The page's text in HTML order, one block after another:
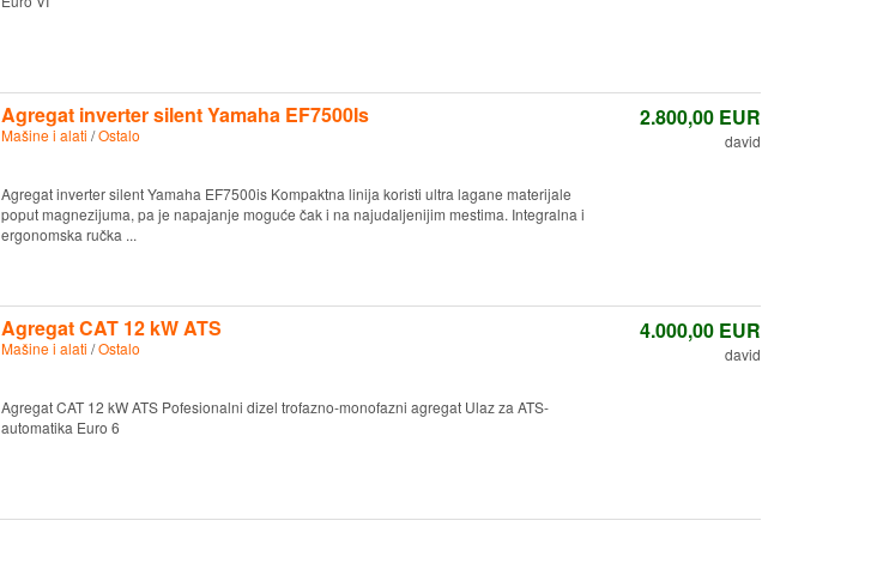
Agregat inverter silent Yamaha EF7500Is
Mašine i alati /Ostalo
Agregat inverter silent Yamaha EF7500is Kompaktna linija koristi ultra lagane materijale
poput magnezijuma, pa je napajanje moguće čak i na najudaljenijim mestima. Integralna i
ergonomska ručka ...
2.800,00EUR
david
Agregat CAT 12 kW ATS
Mašine i alati /Ostalo
Agregat CAT 12 kW ATS Pofesionalni dizel trofazno-monofazni agregat Ulaz za ATS-
automatika Euro 6
4.000,00EUR
david